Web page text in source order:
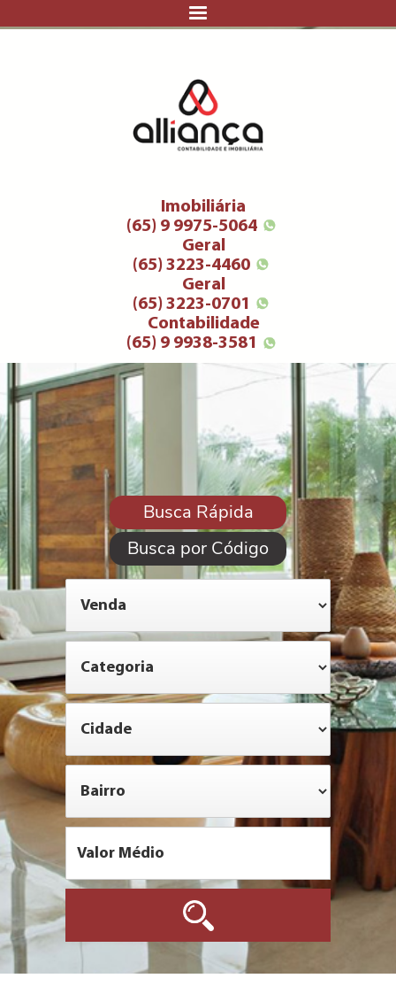
Imobiliária
(65) 9 9975-5064
Geral
(65) 3223-4460
Geral
(65) 3223-0701
Contabilidade
(65) 9 9938-3581
Busca Rápida
Busca por Código